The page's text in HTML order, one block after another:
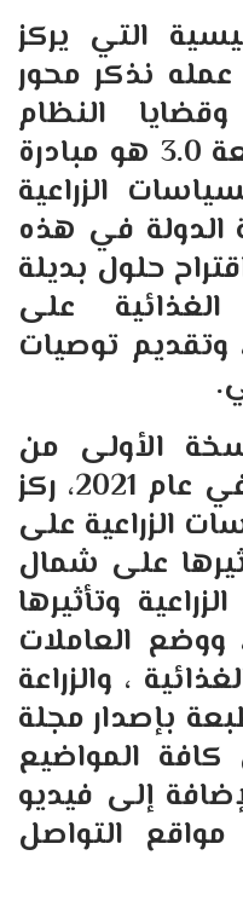
التي يركز
نذكر محور
وقضايا النظام
هو مبادرة
الزراعية
الدولة في هذه
حلول بديلة
الغذائية على
توصيات
.
الأولى من
عام
، ركز
الزراعية على
على شمال
وتأثيرها
ووضع العاملات
، والزراعة
بإصدار مجلة
كافة المواضيع
إلى فيديو
التواصل